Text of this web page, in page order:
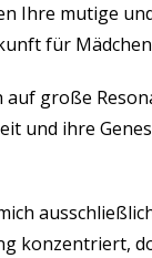
Ihre mutige
für
auf große
und ihre
konzentriert,